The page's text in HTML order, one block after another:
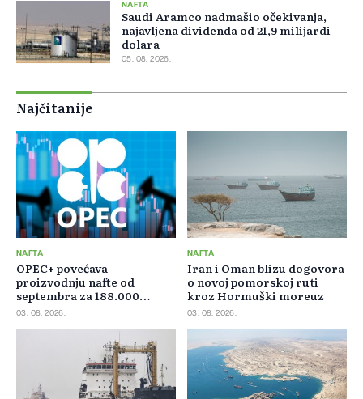
NAFTA
Saudi Aramco nadmašio očekivanja,
najavljena dividenda od 21,9 milijardi
dolara
05. 08. 2026.
Najčitanije
NAFTA
OPEC+ povećava
proizvodnju nafte od
septembra za 188.000
barela dnevno
03. 08. 2026.
NAFTA
Iran i Oman blizu dogovora
o novoj pomorskoj ruti
kroz Hormuški moreuz
03. 08. 2026.